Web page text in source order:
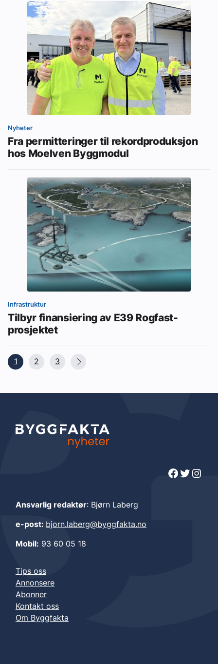
Nyheter
Fra permitteringer til rekordproduksjon
hos Moelven Byggmodul
Infrastruktur
Tilbyr finansiering av E39 Rogfast-
prosjektet
1 2 3
Facebook Twitter Instagram
Ansvarlig redaktør: Bjørn Laberg
e-post: bjorn.laberg@byggfakta.no
Mobil: 93 60 05 18
Tips oss
Annonsere
Abonner
Kontakt oss
Om Byggfakta